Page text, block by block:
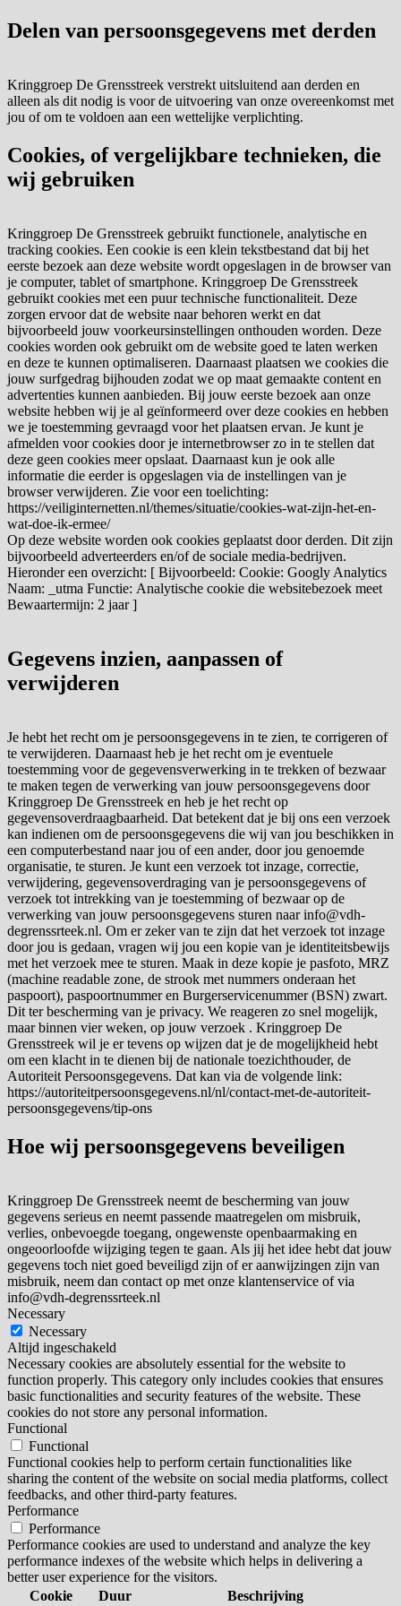
Delen van persoonsgegevens met derden
Kringgroep De Grensstreek verstrekt uitsluitend aan derden en
alleen als dit nodig is voor de uitvoering van onze overeenkomst met
jou of om te voldoen aan een wettelijke verplichting.
Cookies, of vergelijkbare technieken, die
wij gebruiken
Kringgroep De Grensstreek gebruikt functionele, analytische en
tracking cookies. Een cookie is een klein tekstbestand dat bij het
eerste bezoek aan deze website wordt opgeslagen in de browser van
je computer, tablet of smartphone. Kringgroep De Grensstreek
gebruikt cookies met een puur technische functionaliteit. Deze
zorgen ervoor dat de website naar behoren werkt en dat
bijvoorbeeld jouw voorkeursinstellingen onthouden worden. Deze
cookies worden ook gebruikt om de website goed te laten werken
en deze te kunnen optimaliseren. Daarnaast plaatsen we cookies die
jouw surfgedrag bijhouden zodat we op maat gemaakte content en
advertenties kunnen aanbieden. Bij jouw eerste bezoek aan onze
website hebben wij je al geïnformeerd over deze cookies en hebben
we je toestemming gevraagd voor het plaatsen ervan. Je kunt je
afmelden voor cookies door je internetbrowser zo in te stellen dat
deze geen cookies meer opslaat. Daarnaast kun je ook alle
informatie die eerder is opgeslagen via de instellingen van je
browser verwijderen. Zie voor een toelichting:
https://veiliginternetten.nl/themes/situatie/cookies-wat-zijn-het-en-
wat-doe-ik-ermee/
Op deze website worden ook cookies geplaatst door derden. Dit zijn
bijvoorbeeld adverteerders en/of de sociale media-bedrijven.
Hieronder een overzicht: [ Bijvoorbeeld: Cookie: Googly Analytics
Naam: _utma Functie: Analytische cookie die websitebezoek meet
Bewaartermijn: 2 jaar ]
Gegevens inzien, aanpassen of
verwijderen
Je hebt het recht om je persoonsgegevens in te zien, te corrigeren of
te verwijderen. Daarnaast heb je het recht om je eventuele
toestemming voor de gegevensverwerking in te trekken of bezwaar
te maken tegen de verwerking van jouw persoonsgegevens door
Kringgroep De Grensstreek en heb je het recht op
gegevensoverdraagbaarheid. Dat betekent dat je bij ons een verzoek
kan indienen om de persoonsgegevens die wij van jou beschikken in
een computerbestand naar jou of een ander, door jou genoemde
organisatie, te sturen. Je kunt een verzoek tot inzage, correctie,
verwijdering, gegevensoverdraging van je persoonsgegevens of
verzoek tot intrekking van je toestemming of bezwaar op de
verwerking van jouw persoonsgegevens sturen naar info@vdh-
degrenssrteek.nl. Om er zeker van te zijn dat het verzoek tot inzage
door jou is gedaan, vragen wij jou een kopie van je identiteitsbewijs
met het verzoek mee te sturen. Maak in deze kopie je pasfoto, MRZ
(machine readable zone, de strook met nummers onderaan het
paspoort), paspoortnummer en Burgerservicenummer (BSN) zwart.
Dit ter bescherming van je privacy. We reageren zo snel mogelijk,
maar binnen vier weken, op jouw verzoek . Kringgroep De
Grensstreek wil je er tevens op wijzen dat je de mogelijkheid hebt
om een klacht in te dienen bij de nationale toezichthouder, de
Autoriteit Persoonsgegevens. Dat kan via de volgende link:
https://autoriteitpersoonsgegevens.nl/nl/contact-met-de-autoriteit-
persoonsgegevens/tip-ons
Hoe wij persoonsgegevens beveiligen
Kringgroep De Grensstreek neemt de bescherming van jouw
gegevens serieus en neemt passende maatregelen om misbruik,
verlies, onbevoegde toegang, ongewenste openbaarmaking en
ongeoorloofde wijziging tegen te gaan. Als jij het idee hebt dat jouw
gegevens toch niet goed beveiligd zijn of er aanwijzingen zijn van
misbruik, neem dan contact op met onze klantenservice of via
info@vdh-degrenssrteek.nl
Necessary
Necessary
Altijd ingeschakeld
Necessary cookies are absolutely essential for the website to
function properly. This category only includes cookies that ensures
basic functionalities and security features of the website. These
cookies do not store any personal information.
Functional
Functional
Functional cookies help to perform certain functionalities like
sharing the content of the website on social media platforms, collect
feedbacks, and other third-party features.
Performance
Performance
Performance cookies are used to understand and analyze the key
performance indexes of the website which helps in delivering a
better user experience for the visitors.
Cookie
Duur Beschrijving